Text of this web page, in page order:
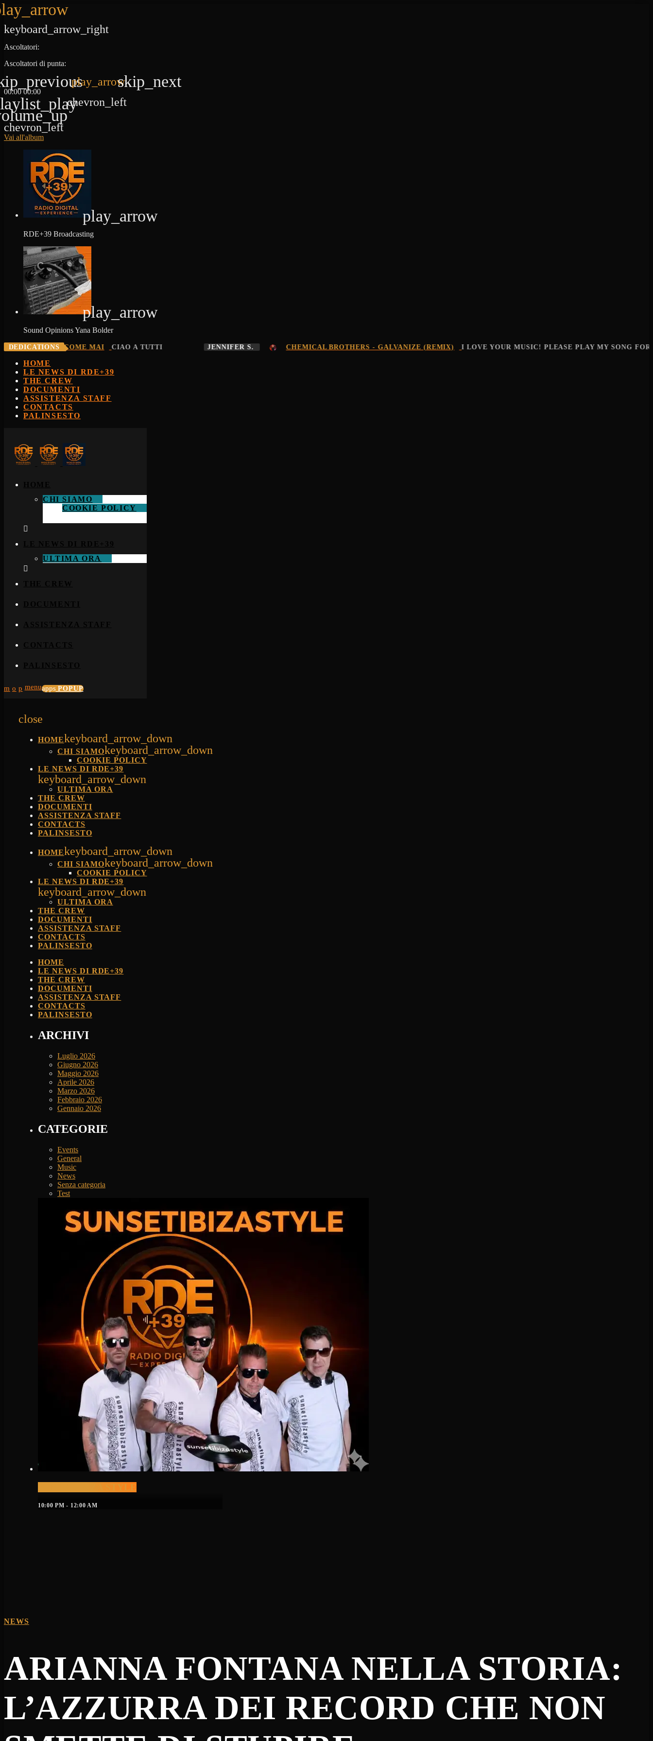
keyboard_arrow_right
Ascoltatori:
Ascoltatori di punta:
play_arrowskip_next
00:00 00:00
chevron_left
chevron_left
Vai all'album
play_arrow
RDE+39 Broadcasting
play_arrow
Sound OpinionsYana Bolder
DEDICATIONS
883 - COME MAI CIAO A TUTTI JENNIFER S. CHEMICAL BROTHERS - GALVANIZE (REMIX) I LOVE YOUR MUSIC! PLEASE PLAY MY SONG FOR
HOME
LE NEWS DI RDE+39
THE CREW
DOCUMENTI
ASSISTENZA STAFF
CONTACTS
PALINSESTO
CHI SIAMO
COOKIE POLICY
ULTIMA ORA
menuappsPOPUP
close
HOMEkeyboard_arrow_down
CHI SIAMOkeyboard_arrow_down
COOKIE POLICY
LE NEWS DI RDE+39
keyboard_arrow_down
ULTIMA ORA
THE CREW
DOCUMENTI
ASSISTENZA STAFF
CONTACTS
PALINSESTO
HOMEkeyboard_arrow_down
CHI SIAMOkeyboard_arrow_down
COOKIE POLICY
LE NEWS DI RDE+39
keyboard_arrow_down
ULTIMA ORA
THE CREW
DOCUMENTI
ASSISTENZA STAFF
CONTACTS
PALINSESTO
HOME
LE NEWS DI RDE+39
THE CREW
DOCUMENTI
ASSISTENZA STAFF
CONTACTS
PALINSESTO
ARCHIVI
Luglio 2026
Giugno 2026
Maggio 2026
Aprile 2026
Marzo 2026
Febbraio 2026
Gennaio 2026
CATEGORIE
Events
General
Music
News
Senza categoria
Test
SUNSET IBIZA STYLE
10:00 PM - 12:00 AM
NEWS
ARIANNA FONTANA NELLA STORIA:
L’AZZURRA DEI RECORD CHE NON